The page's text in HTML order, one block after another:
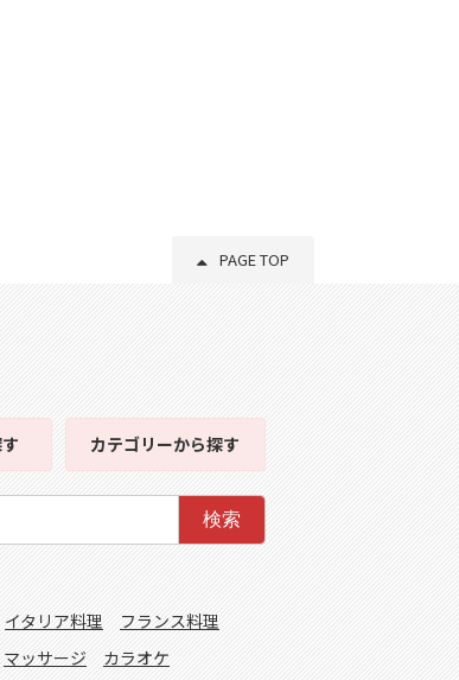
PAGE TOP
カテゴリーから探す
検索
イタリア料理
フランス料理
マッサージ カラオケ